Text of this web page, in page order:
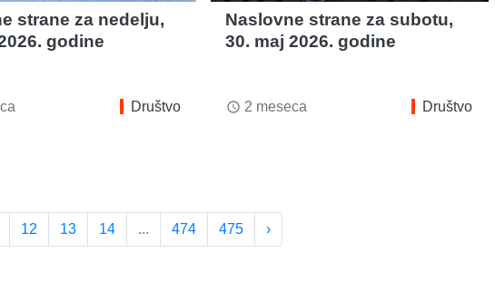
strane za nedelju,
godine
Društvo
Naslovne strane za subotu,
30. maj 2026. godine
access_time 2 meseca Društvo
12 13 14 ... 474 475 ›